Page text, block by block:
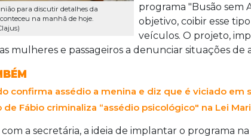
para discutir detalhes da
na manhã de hoje.
programa "Busão sem
objetivo, coibir esse
veículos. O projeto,
mulheres e passageiros a denunciar situações de
confirma assédio a menina e diz que é viciado em
de Fábio criminaliza “assédio psicológico" na Lei
a secretária, a ideia de implantar o programa